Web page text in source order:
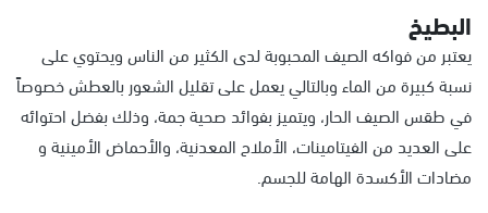
البطيخ
يعتبر من فواكه الصيف المحبوبة لدى الكثير من الناس ويحتوي على
نسبة كبيرة من الماء وبالتالي يعمل على تقليل الشعور بالعطش خصوصاً
في طقس الصيف الحار، ويتميز بفوائد صحية جمة، وذلك بفضل احتوائه
على العديد من الفيتامينات، الأملاح المعدنية، والأحماض الأمينية و
مضادات الأكسدة الهامة للجسم.